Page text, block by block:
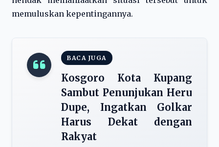
memuluskan kepentingannya.
BACA JUGA
Kosgoro Kota Kupang
Sambut Penunjukan Heru
Dupe, Ingatkan Golkar
Harus Dekat dengan
Rakyat